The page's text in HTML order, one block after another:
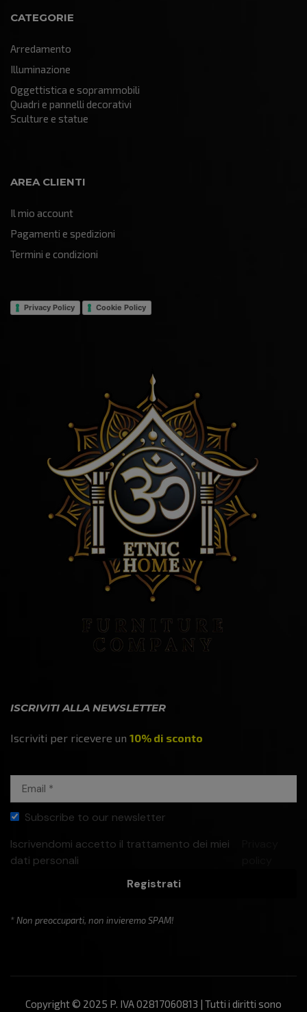
CATEGORIE
Arredamento
Illuminazione
Oggettistica e soprammobili
Quadri e pannelli decorativi
Sculture e statue
AREA CLIENTI
Il mio account
Pagamenti e spedizioni
Termini e condizioni
Privacy Policy Cookie Policy
ISCRIVITI ALLA NEWSLETTER
Iscriviti per ricevere un 10% di sconto
Subscribe to our newsletter
Iscrivendomi accetto il trattamento dei miei
dati personali
Registrati
* Non preoccuparti, non invieremo SPAM!
Copyright © 2025 P. IVA 02817060813 | Tutti i diritti sono